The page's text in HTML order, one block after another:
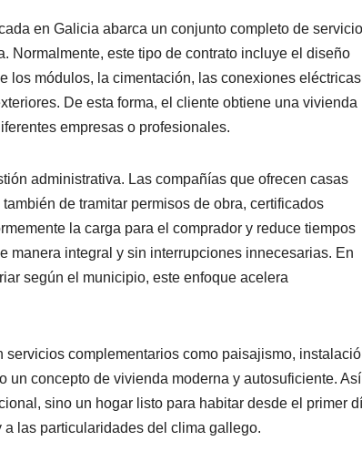
en Galicia abarca un conjunto completo de
Normalmente, este tipo de contrato incluye el diseño
los módulos, la cimentación, las conexiones
De esta forma, el cliente obtiene una vivienda
empresas o profesionales.
administrativa. Las compañías que ofrecen casas
de tramitar permisos de obra, certificados
la carga para el comprador y reduce tiempos
manera integral y sin interrupciones innecesarias. En
según el municipio, este enfoque acelera
complementarios como paisajismo,
un concepto de vivienda moderna y autosuficiente.
sino un hogar listo para habitar desde el primer
las particularidades del clima gallego.